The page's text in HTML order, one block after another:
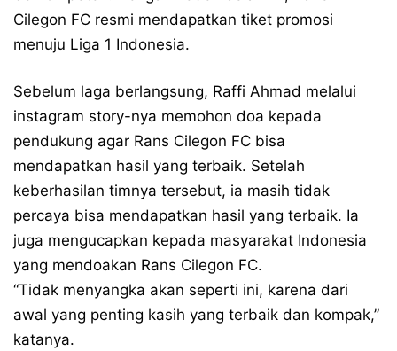
Cilegon FC resmi mendapatkan tiket promosi
menuju Liga 1 Indonesia.
Sebelum laga berlangsung, Raffi Ahmad melalui
instagram story-nya memohon doa kepada
pendukung agar Rans Cilegon FC bisa
mendapatkan hasil yang terbaik. Setelah
keberhasilan timnya tersebut, ia masih tidak
percaya bisa mendapatkan hasil yang terbaik. Ia
juga mengucapkan kepada masyarakat Indonesia
yang mendoakan Rans Cilegon FC.
“Tidak menyangka akan seperti ini, karena dari
awal yang penting kasih yang terbaik dan kompak,”
katanya.